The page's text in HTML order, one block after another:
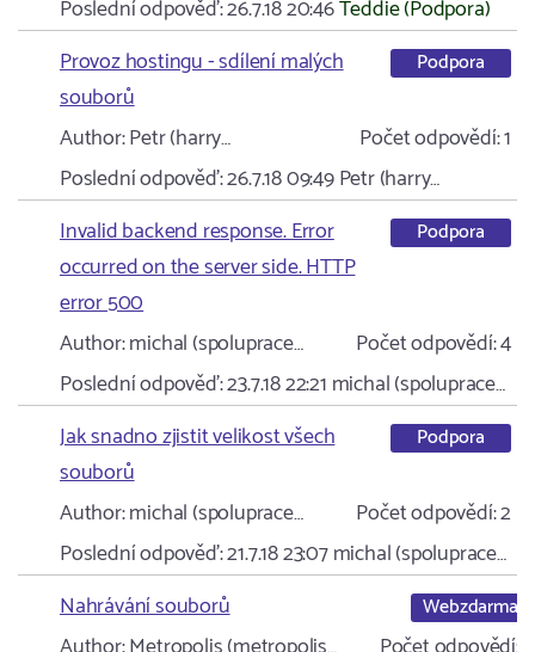
Poslední odpověď:26.7.18 20:46Teddie (Podpora)
Provoz hostingu - sdílení malých
souborů
Podpora
Author:Petr (harry… Počet odpovědí:1
Poslední odpověď:26.7.18 09:49Petr (harry…
Invalid backend response. Error
occurred on the server side. HTTP
error 500
Podpora
Author:michal (spoluprace… Počet odpovědí:4
Poslední odpověď:23.7.18 22:21 michal (spoluprace…
Jak snadno zjistit velikost všech
souborů
Podpora
Author:michal (spoluprace… Počet odpovědí:2
Poslední odpověď:21.7.18 23:07michal (spoluprace…
Nahrávání souborů
Webzdarma